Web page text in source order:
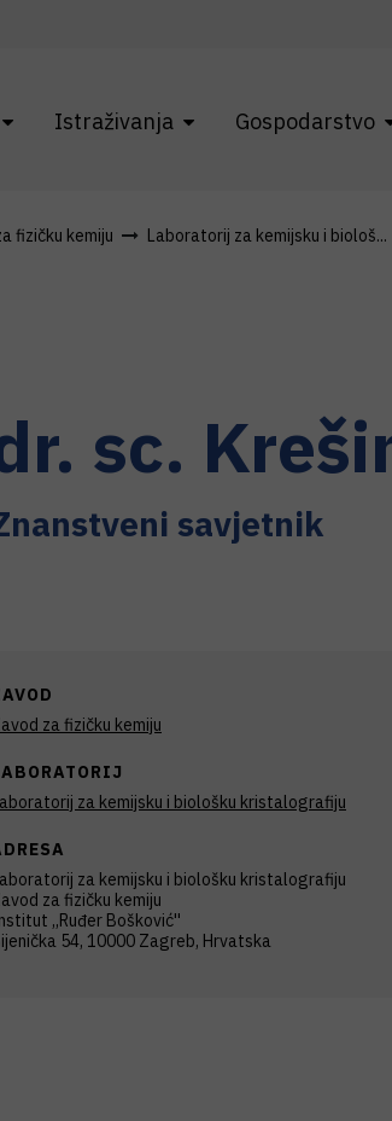
Istraživanja Gospodarstvo
fizičku kemiju Laboratorij za kemijsku i biološ...
sc.
savjetnik
za fizičku kemiju
za kemijsku i biološku kristalografiju
za kemijsku i biološku kristalografiju
za fizičku kemiju
,,Ruđer Bošković''
54, 10000 Zagreb, Hrvatska